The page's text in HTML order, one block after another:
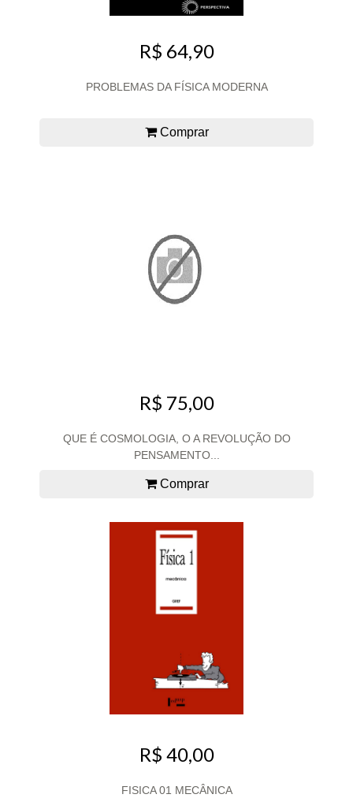
R$ 64,90
PROBLEMAS DA FÍSICA MODERNA
Comprar
R$ 75,00
QUE É COSMOLOGIA, O A REVOLUÇÃO DO
PENSAMENTO...
Comprar
R$ 40,00
FISICA 01 MECÂNICA